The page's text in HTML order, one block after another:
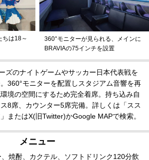
ちは18～
360°モニターが見られる、メインに
BRAVIAの75インチを設置
ズのナイトゲームやサッカー日本代表戦を
360°モニターを配置しスタジアム音響を再
境の空間にするため完全着席。持ち込み自
8席、カウンター5席完備。詳しくは「スス
またはX(旧Twitter)かGoogle MAPで検索。
メニュー
焼酎、カクテル、ソフトドリンク120分飲